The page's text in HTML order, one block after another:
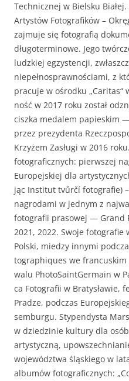
Tech­nicznej w Biel­sku Białej.
Artys­tów Fotografików –
zaj­mu­je się fotografią
dłu­goter­mi­nowe. Jego
ludzkiej egzys­tencji,
niepełnosprawnoś­ci­a­mi, z
pracu­je w ośrod­ku „Car­i­tas“
ność w 2017 roku został
cisz­ka medalem papieskim
przez prezy­den­ta
Krzyżem Zasłu­gi w 2016
fotograficznych: pier­wszej
Europe­jskiej dla
jąc Insti­tut tvůrčí fotografie)
nagro­da­mi w jed­nym z
fotografii pra­sowej — Grand
2021, 2022. Swo­je fotografie
Pol­s­ki, miedzy inny­mi
tographiques we
walu Pho­to­Saint­Ger­main w
ca Fotografii w Bratysław­ie,
Pradze, pod­czas
sem­bur­gu. Stype­ndys­ta
w dziedzinie kul­tu­ry dla
artysty­czną,
wojew­ództ­wa śląskiego w
albumów fotograficznych: